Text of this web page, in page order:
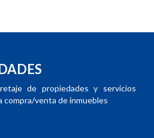
de propiedades y servicios
compra/venta de inmuebles